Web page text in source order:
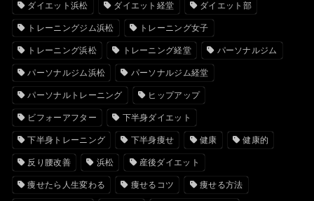
ダイエット浜松 ダイエット経堂 ダイエット部
トレーニングジム浜松 トレーニング女子
トレーニング浜松 トレーニング経堂 パーソナルジム
パーソナルジム浜松 パーソナルジム経堂
パーソナルトレーニング ヒップアップ
ビフォーアフター 下半身ダイエット
下半身トレーニング 下半身痩せ 健康 健康的
反り腰改善 浜松 産後ダイエット
痩せたら人生変わる 痩せるコツ 痩せる方法